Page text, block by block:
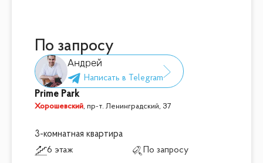
По запросу
Андрей
Prime Park
Хорошевский,пр-т. Ленинградский, 37
3-комнатная квартира
6 этаж
По запросу